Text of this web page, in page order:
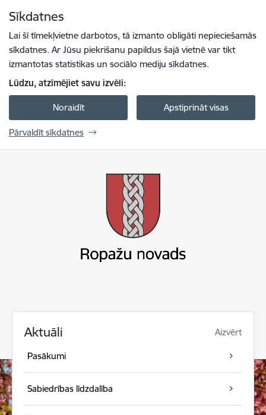
Sīkdatnes
Lai šī tīmekļvietne darbotos, tā izmanto obligāti nepieciešamās
sīkdatnes. Ar Jūsu piekrišanu papildus šajā vietnē var tikt
izmantotas statistikas un sociālo mediju sīkdatnes.
Lūdzu, atzīmējiet savu izvēli:
Noraidīt Apstiprināt visas
Pārvaldīt sīkdatnes
Aktuāli Aizvērt
Pasākumi
Sabiedrības līdzdalība